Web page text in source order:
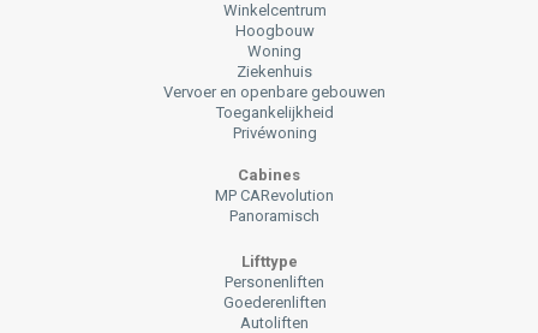
Winkelcentrum
Hoogbouw
Woning
Ziekenhuis
Vervoer en openbare gebouwen
Toegankelijkheid
Privéwoning
Cabines
MP CARevolution
Panoramisch
Lifttype
Personenliften
Goederenliften
Autoliften